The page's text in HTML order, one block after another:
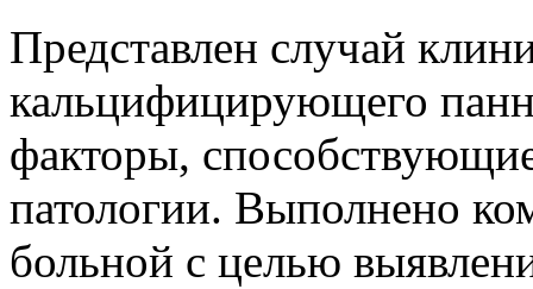
Представлен случай
кальцифицирующего
факторы,
патологии. Выполнено
больной с целью